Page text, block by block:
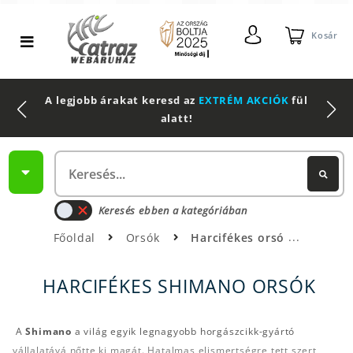
Kosár
2 db Shimano Aero Technium +Leatherman
Multitool
Keresés ebben a kategóriában
Főoldal Orsók Harcifékes orsó
HARCIFÉKES SHIMANO ORSÓK
AShimano a világ egyik legnagyobb horgászcikk-gyártó
vállalatává nőtte ki magát. Hatalmas elismertségre tett szert